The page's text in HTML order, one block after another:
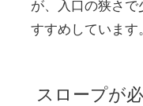
が、入口の狭さ
すすめしています
スロープが